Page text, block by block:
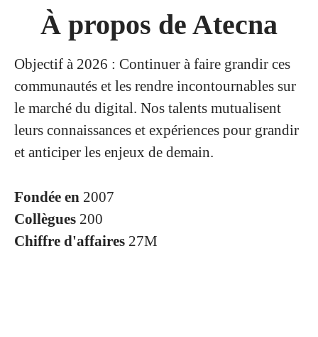
À propos de Atecna
Objectif à 2026 : Continuer à faire grandir ces
communautés et les rendre incontournables sur
le marché du digital. Nos talents mutualisent
leurs connaissances et expériences pour grandir
et anticiper les enjeux de demain.
Fondée en 2007
Collègues 200
Chiffre d'affaires 27M